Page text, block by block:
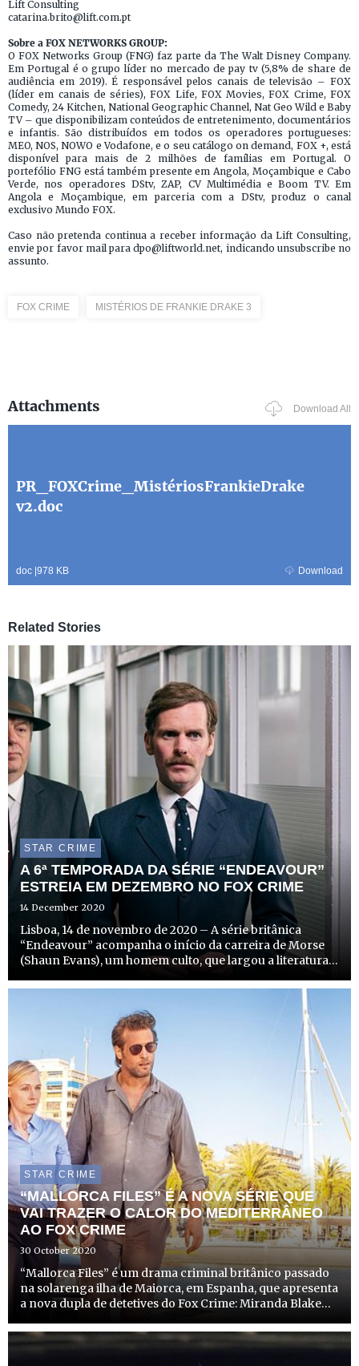
Lift Consulting
catarina.brito@lift.com.pt
Sobre a FOX NETWORKS GROUP:
O FOX Networks Group (FNG) faz parte da The Walt Disney Company.
Em Portugal é o grupo líder no mercado de pay tv (5,8% de share de
audiência em 2019). É responsável pelos canais de televisão – FOX
(líder em canais de séries), FOX Life, FOX Movies, FOX Crime, FOX
Comedy, 24 Kitchen, National Geographic Channel, Nat Geo Wild e Baby
TV – que disponibilizam conteúdos de entretenimento, documentários
e infantis. São distribuídos em todos os operadores portugueses:
MEO, NOS, NOWO e Vodafone, e o seu catálogo on demand, FOX +, está
disponível para mais de 2 milhões de famílias em Portugal. O
portefólio FNG está também presente em Angola, Moçambique e Cabo
Verde, nos operadores DStv, ZAP, CV Multimédia e Boom TV. Em
Angola e Moçambique, em parceria com a DStv, produz o canal
exclusivo Mundo FOX.
Caso não pretenda continua a receber informação da Lift Consulting,
envie por favor mail para dpo@liftworld.net, indicando unsubscribe no
assunto.
FOX CRIME MISTÉRIOS DE FRANKIE DRAKE 3
Attachments Download All
PR_FOXCrime_MistériosFrankieDrake
v2.doc
doc |978 KB Download
Related Stories
STAR CRIME
A 6ª TEMPORADA DA SÉRIE “ENDEAVOUR”
ESTREIA EM DEZEMBRO NO FOX CRIME
14 December 2020
Lisboa, 14 de novembro de 2020 – A série britânica
“Endeavour” acompanha o início da carreira de Morse
(Shaun Evans), um homem culto, que largou a literatura
por se tornar no famoso e imortal Inspetor Endeavour
STAR CRIME
“MALLORCA FILES” É A NOVA SÉRIE QUE
VAI TRAZER O CALOR DO MEDITERRÂNEO
AO FOX CRIME
30 October 2020
“Mallorca Files” é um drama criminal britânico passado
na solarenga ilha de Maiorca, em Espanha, que apresenta
a nova dupla de detetives do Fox Crime: Miranda Blake
no dia 11 de novembro, às 22h00.